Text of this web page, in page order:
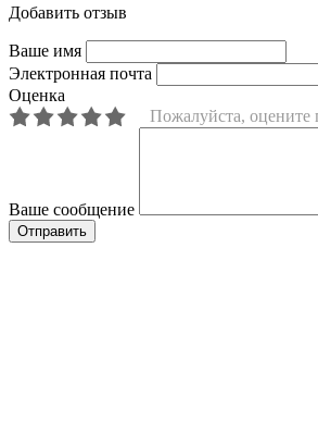
Добавить отзыв
Ваше имя
Электронная почта
Оценка
Пожалуйста, оцените
Ваше сообщение